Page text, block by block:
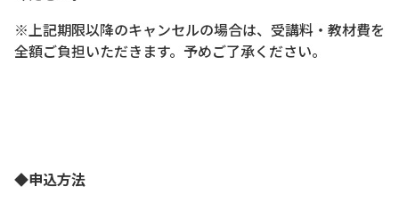
※上記期限以降のキャンセルの場合は、受講料・教材費を
全額ご負担いただきます。予めご了承ください。
◆申込方法